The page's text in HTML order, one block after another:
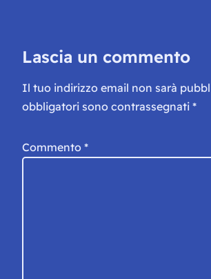
Lascia un commento
Il tuo indirizzo email non sarà
obbligatori sono contrassegnati *
Commento *